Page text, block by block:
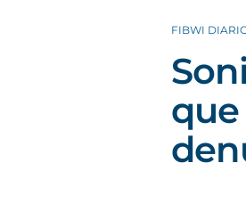
FIBWI